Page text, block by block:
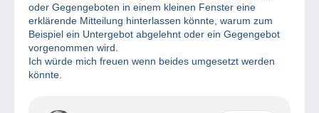
oder Gegengeboten in einem kleinen Fenster eine
erklärende Mitteilung hinterlassen könnte, warum zum
Beispiel ein Untergebot abgelehnt oder ein Gegengebot
vorgenommen wird.
Ich würde mich freuen wenn beides umgesetzt werden
könnte.